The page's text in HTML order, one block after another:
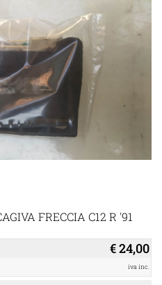
FRECCIA C12 R '91
€ 24,00
iva inc.